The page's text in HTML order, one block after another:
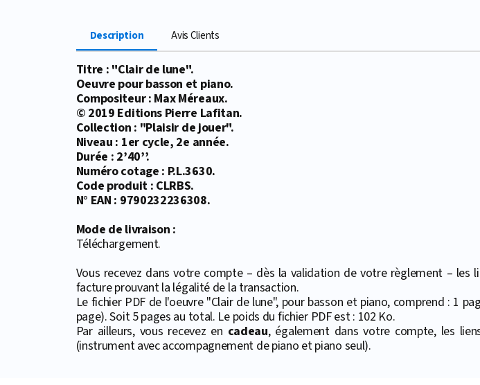
Description Avis Clients
Titre : "Clair de lune".
Oeuvre pour basson et piano.
Compositeur : Max Méreaux.
© 2019 Editions Pierre Lafitan.
Collection : "Plaisir de jouer".
Niveau : 1er cycle, 2e année.
Durée : 2’40’’.
Numéro cotage : P.L.3630.
Code produit : CLRBS.
N° EAN : 9790232236308.
Mode de livraison :
Téléchargement.
Vous recevez dans votre compte – dès la validation de votre règlement –
facture prouvant la légalité de la transaction.
Le fichier PDF de l'oeuvre "Clair de lune", pour basson et piano, comprend : 1
page). Soit 5 pages au total. Le poids du fichier PDF est : 102 Ko.
Par ailleurs, vous recevez en cadeau, également dans votre compte, les
(instrument avec accompagnement de piano et piano seul).